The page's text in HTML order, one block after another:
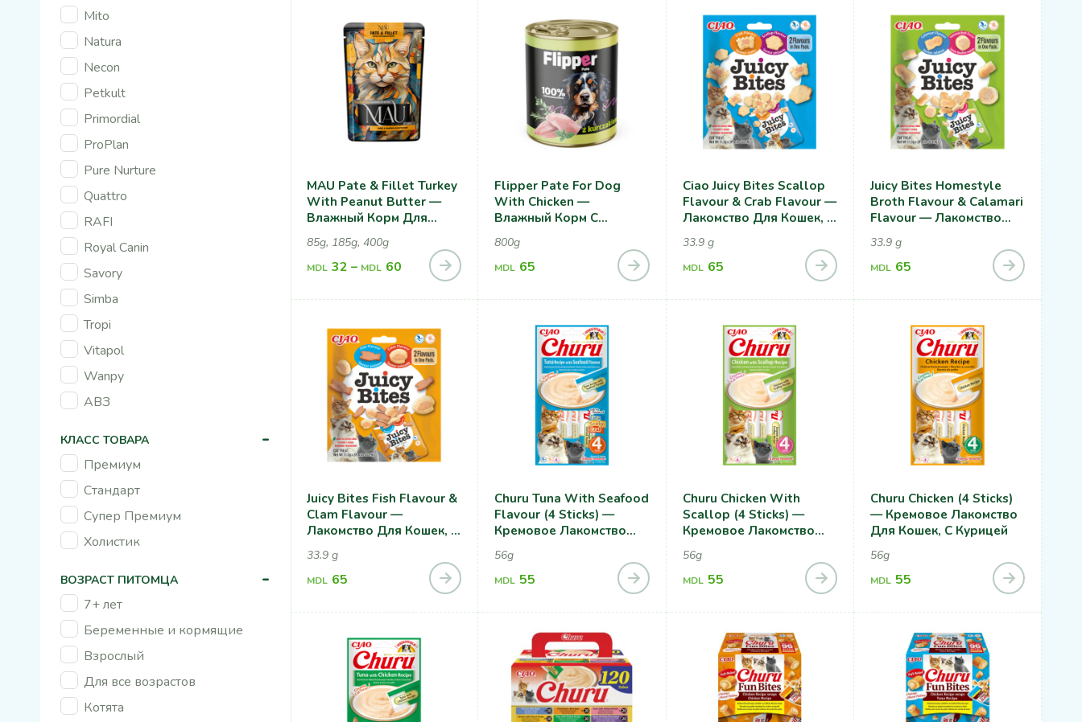
Mito
Natura
Necon
Petkult
Primordial
ProPlan
Pure Nurture
Quattro
RAFI
Royal Canin
Savory
Simba
Tropi
Vitapol
Wanpy
АВЗ
КЛАСС ТОВАРА -
Премиум
Стандарт
Супер Премиум
Холистик
ВОЗРАСТ ПИТОМЦА -
7+ лет
Беременные и кормящие
Взрослый
Для все возрастов
Котята
MAU Pate & Fillet Turkey
With Peanut Butter —
Влажный Корм Для
Арахисовой Пастой
85g, 185g, 400g
MDL 32 – MDL 60
Flipper Pate For Dog
With Chicken —
Влажный Корм С
800g
MDL 65
Ciao Juicy Bites Scallop
Flavour & Crab Flavour —
Лакомство Для Кошек, С
Крабом
33.9 g
MDL 65
Juicy Bites Homestyle
Broth Flavour & Calamari
Flavour — Лакомство
Домашнего Бульона И
Кальмара
33.9 g
MDL 65
Juicy Bites Fish Flavour &
Clam Flavour —
Лакомство Для Кошек, С
Рыбой И Моллюсками
33.9 g
MDL 65
Churu Tuna With Seafood
Flavour (4 Sticks) —
Кремовое Лакомство
Для Кошек, Тунец С
Морепродуктами
56g
MDL 55
Churu Chicken With
Scallop (4 Sticks) —
Кремовое Лакомство
Для Кошек, Курица С
Гребешком
56g
MDL 55
Churu Chicken (4 Sticks)
— Кремовое Лакомство
Для Кошек, С Курицей
56g
MDL 55